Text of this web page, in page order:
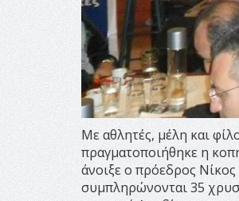
Με αθλητές, μέλη και
πραγματοποιήθηκε η
άνοιξε ο πρόεδρος
συμπληρώνονται 35